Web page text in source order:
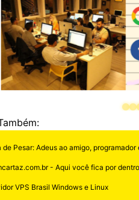
de Pesar: Adeus ao amigo,
- Aqui você fica por
VPS Brasil Windows e Linux